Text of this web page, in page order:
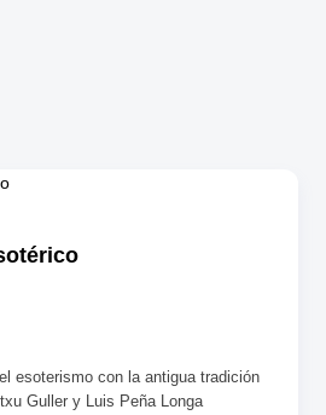
esoterismo con la antigua tradición
Guller y Luis Peña Longa